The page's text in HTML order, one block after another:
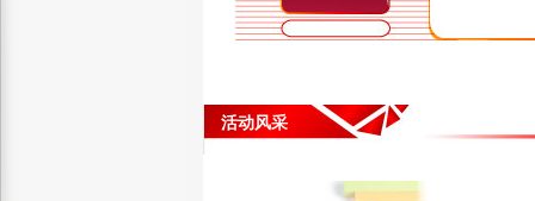
活动风采